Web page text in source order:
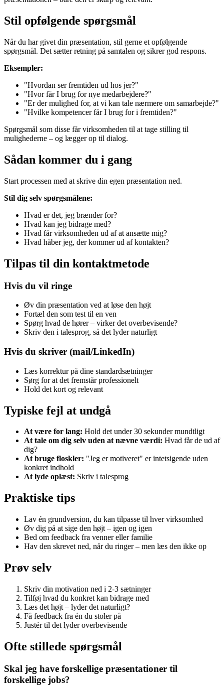
Stil opfølgende spørgsmål
Når du har givet din præsentation, stil gerne et opfølgende
spørgsmål. Det sætter retning på samtalen og sikrer god respons.
Eksempler:
"Hvordan ser fremtiden ud hos jer?"
"Hvor får I brug for nye medarbejdere?"
"Er der mulighed for, at vi kan tale nærmere om samarbejde?"
"Hvilke kompetencer får I brug for i fremtiden?"
Spørgsmål som disse får virksomheden til at tage stilling til
mulighederne – og lægger op til dialog.
Sådan kommer du i gang
Start processen med at skrive din egen præsentation ned.
Stil dig selv spørgsmålene:
Hvad er det, jeg brænder for?
Hvad kan jeg bidrage med?
Hvad får virksomheden ud af at ansætte mig?
Hvad håber jeg, der kommer ud af kontakten?
Tilpas til din kontaktmetode
Hvis du vil ringe
Øv din præsentation ved at løse den højt
Fortæl den som test til en ven
Spørg hvad de hører – virker det overbevisende?
Skriv den i talesprog, så det lyder naturligt
Hvis du skriver (mail/LinkedIn)
Læs korrektur på dine standardsætninger
Sørg for at det fremstår professionelt
Hold det kort og relevant
Typiske fejl at undgå
At være for lang: Hold det under 30 sekunder mundtligt
At tale om dig selv uden at nævne værdi: Hvad får de ud af
dig?
At bruge floskler: "Jeg er motiveret" er intetsigende uden
konkret indhold
At lyde oplæst: Skriv i talesprog
Praktiske tips
Lav én grundversion, du kan tilpasse til hver virksomhed
Øv dig på at sige den højt – igen og igen
Bed om feedback fra venner eller familie
Hav den skrevet ned, når du ringer – men læs den ikke op
Prøv selv
Skriv din motivation ned i 2-3 sætninger
Tilføj hvad du konkret kan bidrage med
Læs det højt – lyder det naturligt?
Få feedback fra én du stoler på
Justér til det lyder overbevisende
Ofte stillede spørgsmål
Skal jeg have forskellige præsentationer til
forskellige jobs?